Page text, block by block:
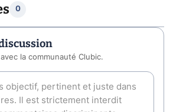
0
la communauté Clubic.